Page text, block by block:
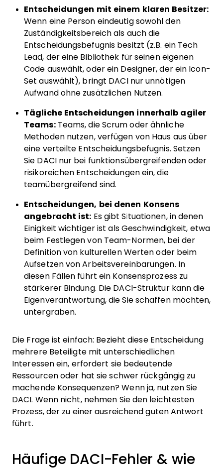
Entscheidungen mit einem klaren Besitzer:
Wenn eine Person eindeutig sowohl den
Zuständigkeitsbereich als auch die
Entscheidungsbefugnis besitzt (z.B. ein Tech
Lead, der eine Bibliothek für seinen eigenen
Code auswählt, oder ein Designer, der ein Icon-
Set auswählt), bringt DACI nur unnötigen
Aufwand ohne zusätzlichen Nutzen.
Tägliche Entscheidungen innerhalb agiler
Teams:Teams, die Scrum oder ähnliche
Methoden nutzen, verfügen von Haus aus über
eine verteilte Entscheidungsbefugnis. Setzen
Sie DACI nur bei funktionsübergreifenden oder
risikoreichen Entscheidungen ein, die
teamübergreifend sind.
Entscheidungen, bei denen Konsens
angebracht ist: Es gibt Situationen, in denen
Einigkeit wichtiger ist als Geschwindigkeit, etwa
beim Festlegen von Team-Normen, bei der
Definition von kulturellen Werten oder beim
Aufsetzen von Arbeitsvereinbarungen. In
diesen Fällen führt ein Konsensprozess zu
stärkerer Bindung. Die DACI-Struktur kann die
Eigenverantwortung, die Sie schaffen möchten,
untergraben.
Die Frage ist einfach: Bezieht diese Entscheidung
mehrere Beteiligte mit unterschiedlichen
Interessen ein, erfordert sie bedeutende
Ressourcen oder hat sie schwer rückgängig zu
machende Konsequenzen? Wenn ja, nutzen Sie
DACI. Wenn nicht, nehmen Sie den leichtesten
Prozess, der zu einer ausreichend guten Antwort
führt.
Häufige DACI-Fehler & wie